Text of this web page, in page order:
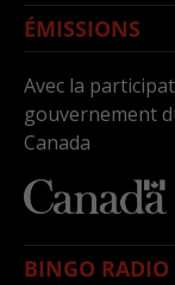
ÉMISSIONS
Avec la
gouvernement
Canada
BINGO RADIO